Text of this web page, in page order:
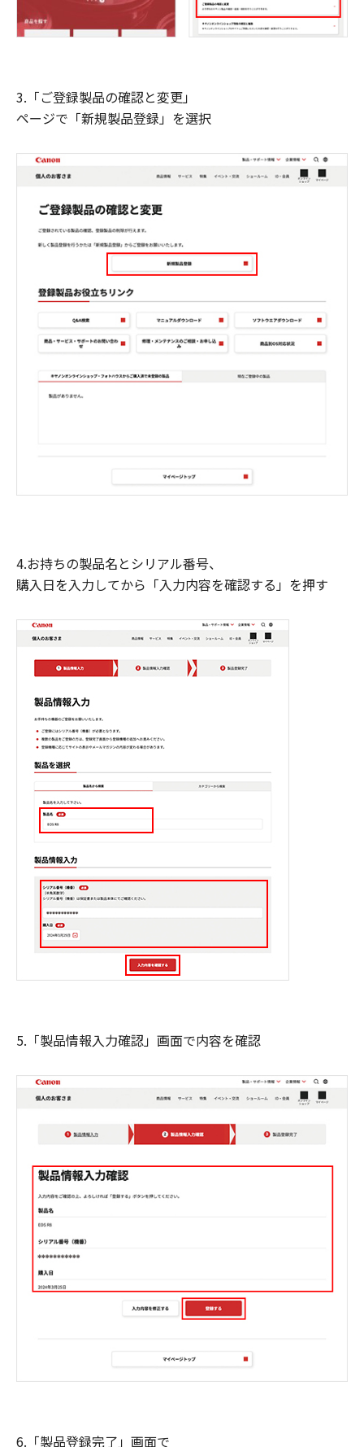
3.「ご登録製品の確認と変更」
ページで「新規製品登録」を選択
4.お持ちの製品名とシリアル番号、
購入日を入力してから「入力内容を確認する」を押す
5.「製品情報入力確認」画面で内容を確認
6.「製品登録完了」画面で